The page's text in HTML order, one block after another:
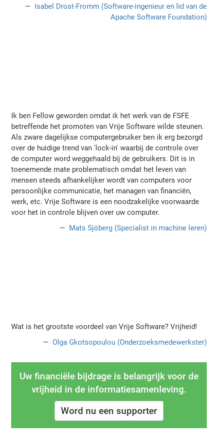
Isabel Drost-Fromm (Software-ingenieur en lid van de
Apache Software Foundation)
Ik ben Fellow geworden omdat ik het werk van de FSFE
betreffende het promoten van Vrije Software wilde steunen.
Als zware dagelijkse computergebruiker ben ik erg bezorgd
over de huidige trend van 'lock-in' waarbij de controle over
de computer word weggehaald bij de gebruikers. Dit is in
toenemende mate problematisch omdat het leven van
mensen steeds afhankelijker wordt van computers voor
persoonlijke communicatie, het managen van financiën,
werk, etc. Vrije Software is een noodzakelijke voorwaarde
voor het in controle blijven over uw computer.
Mats Sjöberg (Specialist in machine leren)
Wat is het grootste voordeel van Vrije Software? Vrijheid!
Olga Gkotsopoulou (Onderzoeksmedewerkster)
Uw financiële bijdrage is belangrijk voor de
vrijheid in de informatiesamenleving.
Word nu een supporter